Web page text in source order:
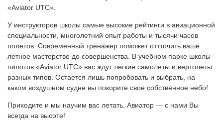
«Aviator UTC».
У инструкторов школы самые высокие рейтинги в авиационной
специальности, многолетний опыт работы и тысячи часов
полетов. Современный тренажер поможет оттточить ваше
летное мастерство до совершенства. В учебном парке школы
пилотов «Aviator UTC» вас ждут легкие самолеты и вертолеты
разных типов. Остается лишь попробовать и выбрать, на
каком воздушном судне вы покорите свое собственное небо!
Приходите и мы научим вас летать. Авиатор — с нами Вы
всегда на высоте!